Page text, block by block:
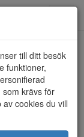
till ditt besök
funktioner,
som krävs för
cookies du vill